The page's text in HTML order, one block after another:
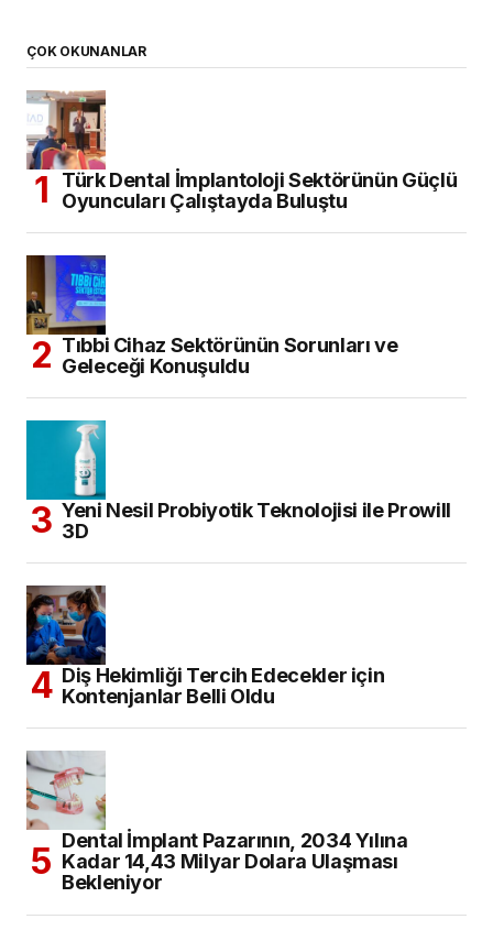
ÇOK OKUNANLAR
Türk Dental İmplantoloji Sektörünün Güçlü
Oyuncuları Çalıştayda Buluştu
Tıbbi Cihaz Sektörünün Sorunları ve
Geleceği Konuşuldu
Yeni Nesil Probiyotik Teknolojisi ile Prowill
3D
Diş Hekimliği Tercih Edecekler için
Kontenjanlar Belli Oldu
Dental İmplant Pazarının, 2034 Yılına
Kadar 14,43 Milyar Dolara Ulaşması
Bekleniyor